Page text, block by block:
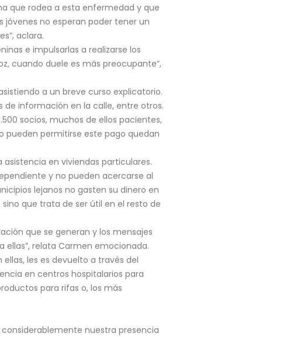
que rodea a esta enfermedad y que
no esperan poder tener un
aclara.
e impulsarlas a realizarse los
cuando duele es más preocupante”,
a un breve curso explicatorio.
de información en la calle, entre otros.
socios, muchos de ellos pacientes,
pueden permitirse este pago quedan
en viviendas particulares.
y no pueden acercarse al
lejanos no gasten su dinero en
que trata de ser útil en el resto de
que se generan y los mensajes
ellas”, relata Carmen emocionada.
les es devuelto a través del
en centros hospitalarios para
para rifas o, los más
nuestra presencia